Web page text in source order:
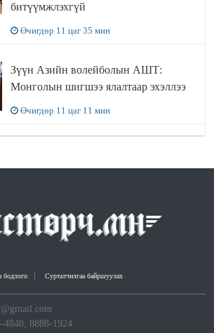
битүүмжлэхгүй
Өчигдөр 11 цаг 35 мин
Зүүн Азийн волейболын АШТ:
Монголын шигшээ ялалтаар эхэллээ
Өчигдөр 11 цаг 11 мин
бодлого Сурталчилгаа байршуулах
4848, 8888-1924